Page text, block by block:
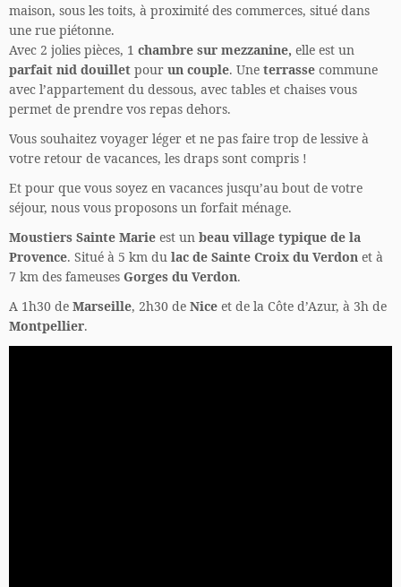
maison, sous les toits, à proximité des commerces, situé dans
une rue piétonne.
Avec 2 jolies pièces, 1 chambre sur mezzanine, elle est un
parfait nid douillet pour un couple. Une terrasse commune
avec l’appartement du dessous, avec tables et chaises vous
permet de prendre vos repas dehors.
Vous souhaitez voyager léger et ne pas faire trop de lessive à
votre retour de vacances, les draps sont compris !
Et pour que vous soyez en vacances jusqu’au bout de votre
séjour, nous vous proposons un forfait ménage.
Moustiers Sainte Marie est un beau village typique de la
Provence. Situé à 5 km du lac de Sainte Croix du Verdon et à
7 km des fameuses Gorges du Verdon.
A 1h30 de Marseille, 2h30 de Nice et de la Côte d’Azur, à 3h de
Montpellier.